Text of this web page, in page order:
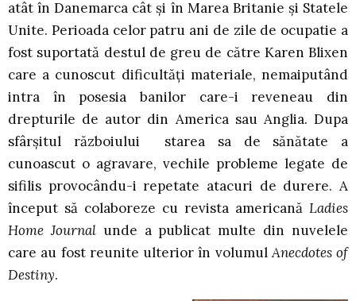
atât în Danemarca cât şi în Marea Britanie şi Statele
Unite. Perioada celor patru ani de zile de ocupatie a
fost suportată destul de greu de către Karen Blixen
care a cunoscut dificultăţi materiale, nemaiputând
intra în posesia banilor care-i reveneau din
drepturile de autor din America sau Anglia. Dupa
sfârşitul războiului starea sa de sănătate a
cunoascut o agravare, vechile probleme legate de
sifilis provocându-i repetate atacuri de durere. A
început să colaboreze cu revista americană Ladies
Home Journalunde a publicat multe din nuvelele
care au fost reunite ulterior în volumulAnecdotes of
Destiny.